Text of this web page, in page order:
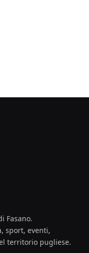
Fasano.
sport, eventi,
territorio pugliese.